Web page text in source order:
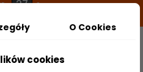
26 s
Szukaj
O Cookies
cookies